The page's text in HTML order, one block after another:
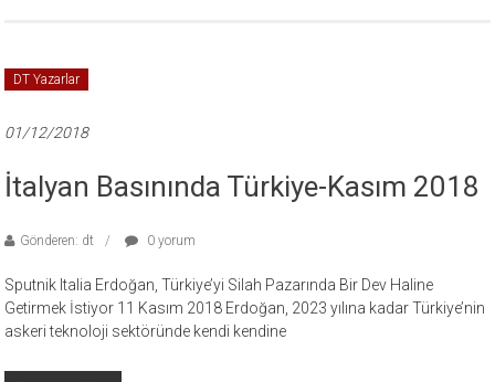
DT Yazarlar
01/12/2018
İtalyan Basınında Türkiye-Kasım 2018
Gönderen: dt 0 yorum
Sputnik Italia Erdoğan, Türkiye’yi Silah Pazarında Bir Dev Haline
Getirmek İstiyor 11 Kasım 2018 Erdoğan, 2023 yılına kadar Türkiye’nin
askeri teknoloji sektöründe kendi kendine